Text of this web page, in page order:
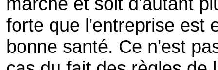
forte que l'entreprise est
bonne santé. Ce n'est